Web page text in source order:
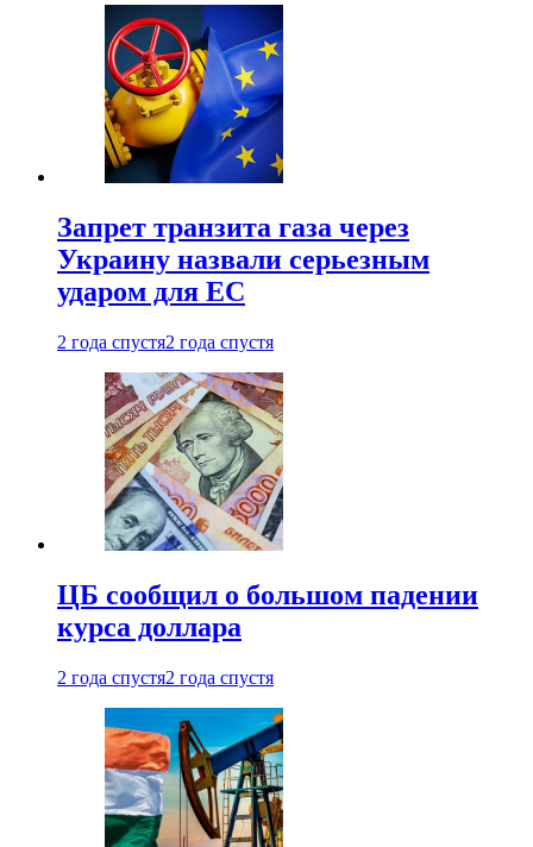
Запрет транзита газа через
Украину назвали серьезным
ударом для ЕС
2 года спустя2 года спустя
ЦБ сообщил о большом падении
курса доллара
2 года спустя2 года спустя